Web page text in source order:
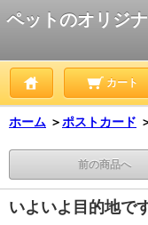
ペットのオリジ
カート
ホーム ＞ポストカード
前の商品へ
いよいよ目的地で